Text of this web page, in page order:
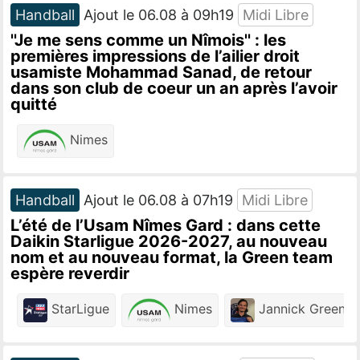
Handball Ajout le 06.08 à 09h19 Midi Libre
''Je me sens comme un Nîmois'' : les
premières impressions de l’ailier droit
usamiste Mohammad Sanad, de retour
dans son club de coeur un an après l’avoir
quitté
Nimes
Handball Ajout le 06.08 à 07h19 Midi Libre
L’été de l’Usam Nîmes Gard : dans cette
Daikin Starligue 2026-2027, au nouveau
nom et au nouveau format, la Green team
espère reverdir
StarLigue Nimes Jannick Green